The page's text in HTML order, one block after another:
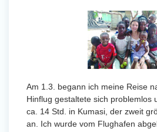
Am 1.3. begann ich meine Reise
Hinflug gestaltete sich problemlos
ca. 14 Std. in Kumasi, der zweit
an. Ich wurde vom Flughafen